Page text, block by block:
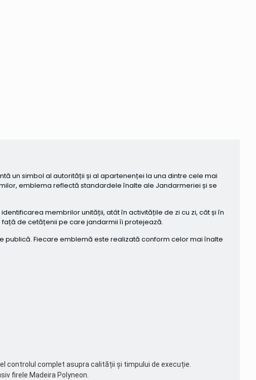
un simbol al autorității și al apartenenței la una dintre cele mai
emblema reflectă standardele înalte ale Jandarmeriei și se
membrilor unității, atât în activitățile de zi cu zi, cât și în
de cetățenii pe care jandarmii îi protejează.
publică. Fiecare emblemă este realizată conform celor mai înalte
controlul complet asupra calității și timpului de execuție.
firele Madeira Polyneon.